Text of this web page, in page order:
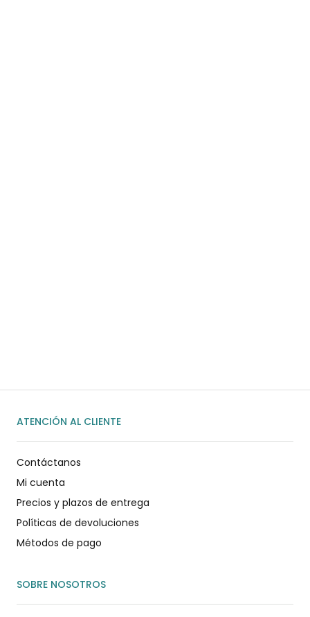
ATENCIÓN AL CLIENTE
Contáctanos
Mi cuenta
Precios y plazos de entrega
Políticas de devoluciones
Métodos de pago
SOBRE NOSOTROS